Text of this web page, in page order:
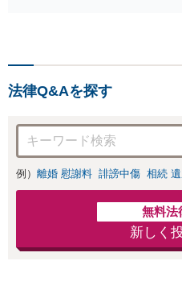
法律Q&Aを探す
例） 離婚 慰謝料 誹謗中傷 相続
無料法
新しく